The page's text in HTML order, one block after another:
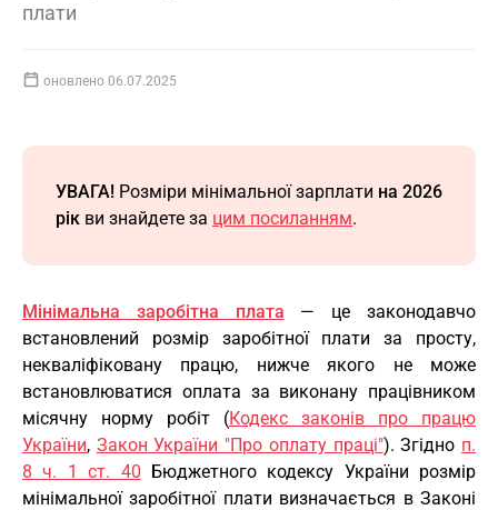
плати
оновлено 06.07.2025
УВАГА! Розміри мінімальної зарплати на 2026
рік ви знайдете за цим посиланням.
Мінімальна заробітна плата — це законодавчо
встановлений розмір заробітної плати за просту,
некваліфіковану працю, нижче якого не може
встановлюватися оплата за виконану працівником
місячну норму робіт (Кодекс законів про працю
України, Закон України "Про оплату праці"). Згідно п.
8 ч. 1 ст. 40 Бюджетного кодексу України розмір
мінімальної заробітної плати визначається в Законі